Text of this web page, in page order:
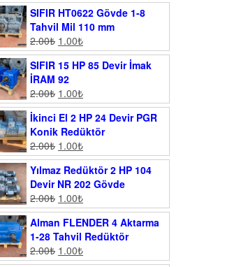
SIFIR HT0622 Gövde 1-8
Tahvil Mil 110 mm
2.00₺ 1.00₺
SIFIR 15 HP 85 Devir İmak
İRAM 92
2.00₺ 1.00₺
İkinci El 2 HP 24 Devir PGR
Konik Redüktör
2.00₺ 1.00₺
Yılmaz Redüktör 2 HP 104
Devir NR 202 Gövde
2.00₺ 1.00₺
Alman FLENDER 4 Aktarma
1-28 Tahvil Redüktör
2.00₺ 1.00₺